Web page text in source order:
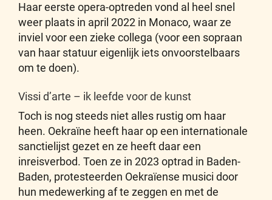
Haar eerste opera-optreden vond al heel snel
weer plaats in april 2022 in Monaco, waar ze
inviel voor een zieke collega (voor een sopraan
van haar statuur eigenlijk iets onvoorstelbaars
om te doen).
Vissi d’arte – ik leefde voor de kunst
Toch is nog steeds niet alles rustig om haar
heen. Oekraïne heeft haar op een internationale
sanctielijst gezet en ze heeft daar een
inreisverbod. Toen ze in 2023 optrad in Baden-
Baden, protesteerden Oekraïense musici door
hun medewerking af te zeggen en met de